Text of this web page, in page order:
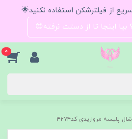
از فیلترشکن استفاده نکنید🌟
اینجا تا از دستت نرفته😍
0
شال پلیسه مرواریدی کد۴۲۷۴